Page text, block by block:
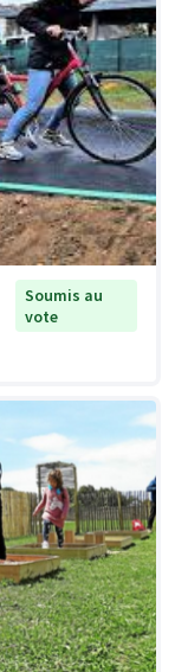
Soumis au
vote